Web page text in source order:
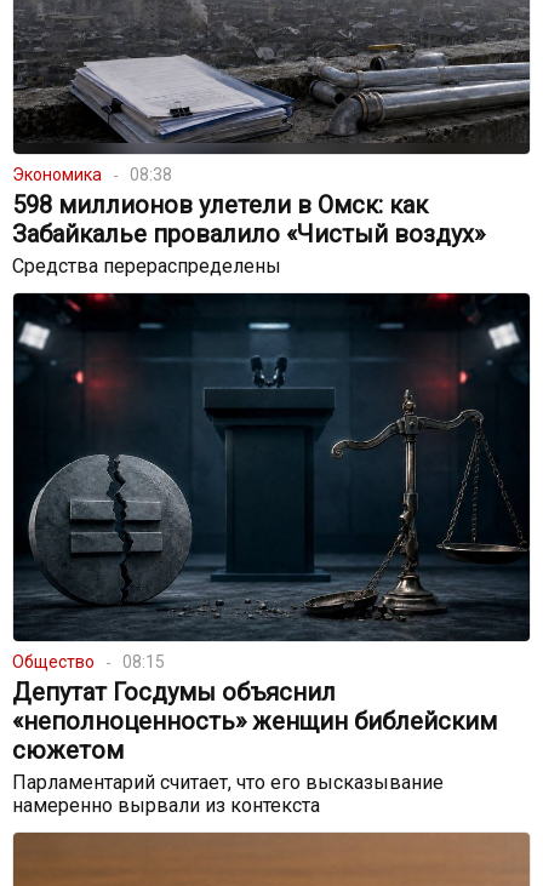
Экономика 08:38
598 миллионов улетели в Омск: как
Забайкалье провалило «Чистый воздух»
Средства перераспределены
Общество 08:15
Депутат Госдумы объяснил
«неполноценность» женщин библейским
сюжетом
Парламентарий считает, что его высказывание
намеренно вырвали из контекста